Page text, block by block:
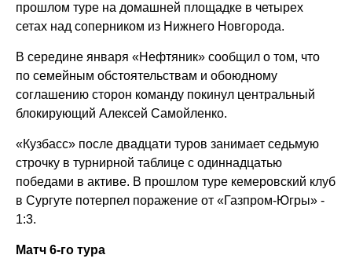
прошлом туре на домашней площадке в четырех
сетах над соперником из Нижнего Новгорода.
В середине января «Нефтяник» сообщил о том, что
по семейным обстоятельствам и обоюдному
соглашению сторон команду покинул центральный
блокирующий Алексей Самойленко.
«Кузбасс» после двадцати туров занимает седьмую
строчку в турнирной таблице с одиннадцатью
победами в активе. В прошлом туре кемеровский клуб
в Сургуте потерпел поражение от «Газпром-Югры» -
1:3.
Матч 6-го тура